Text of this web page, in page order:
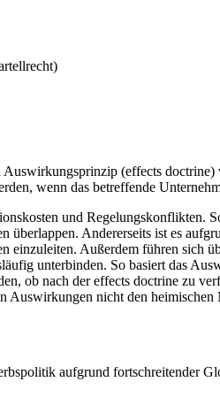
(effects
wenn das betreffende
und Regelungskonflikten.
Andererseits ist es
Außerdem führen sich
unterbinden. So basiert das
ob nach der effects doctrine zu
Auswirkungen nicht den heimischen
aufgrund fortschreitender